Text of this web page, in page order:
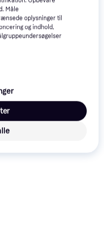
af
899 kr.
bedste pris lige nu
Måle
oplysninger til
og indhold,